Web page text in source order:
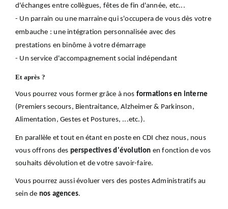
d'échanges entre collègues, fêtes de fin d'année, etc...
- Un parrain ou une marraine qui s'occupera de vous dès votre
embauche : une intégration personnalisée avec des
prestations en binôme à votre démarrage
- Un service d'accompagnement social indépendant
Et après ?
Vous pourrez vous former grâce à nos formations en interne
(Premiers secours, Bientraitance, Alzheimer & Parkinson,
Alimentation, Gestes et Postures, ...etc.).
En parallèle et tout en étant en poste en CDI chez nous, nous
vous offrons des perspectives d'évolution en fonction de vos
souhaits dévolution et de votre savoir-faire.
Vous pourrez aussi évoluer vers des postes Administratifs au
sein de nos agences.